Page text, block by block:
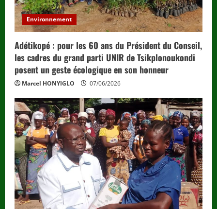
Environnement
Adétikopé : pour les 60 ans du Président du Conseil,
les cadres du grand parti UNIR de Tsikplonoukondi
posent un geste écologique en son honneur
Marcel HONYIGLO 07/06/2026